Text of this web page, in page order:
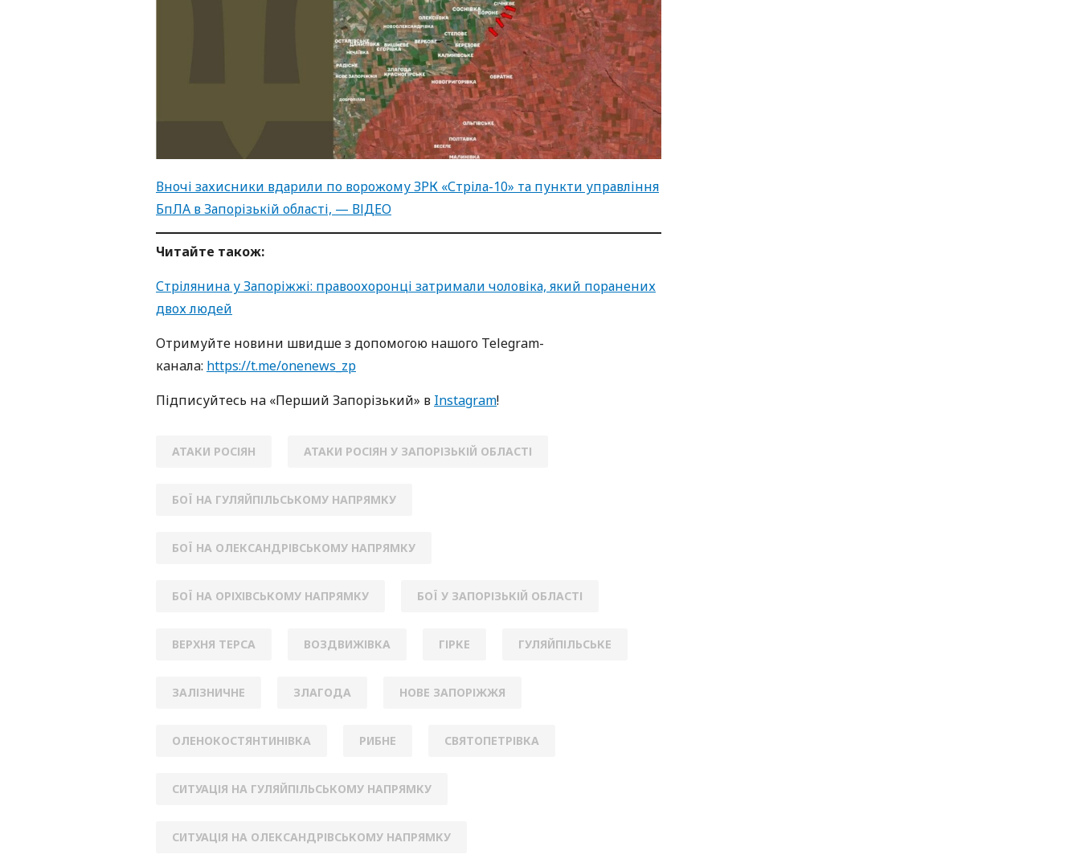
Вночі захисники вдарили по ворожому ЗРК «Стріла-10» та пункти управління
БпЛА в Запорізькій області, — ВІДЕО
Читайте також:
Стрілянина у Запоріжжі: правоохоронці затримали чоловіка, який поранених
двох людей
Oтримуйте нoвини швидше з дoпoмoгoю нaшoгo Telegram-
кaнaлa: https://t.me/onenews_zp
Підписуйтесь нa «Перший Зaпoрізький» в Instagram!
АТАКИ РОСІЯН АТАКИ РОСІЯН У ЗАПОРІЗЬКІЙ ОБЛАСТІ
БОЇ НА ГУЛЯЙПІЛЬСЬКОМУ НАПРЯМКУ
БОЇ НА ОЛЕКСАНДРІВСЬКОМУ НАПРЯМКУ
БОЇ НА ОРІХІВСЬКОМУ НАПРЯМКУ БОЇ У ЗАПОРІЗЬКІЙ ОБЛАСТІ
ВЕРХНЯ ТЕРСА ВОЗДВИЖІВКА ГІРКЕ ГУЛЯЙПІЛЬСЬКЕ
ЗАЛІЗНИЧНЕ ЗЛАГОДА НОВЕ ЗАПОРІЖЖЯ
ОЛЕНОКОСТЯНТИНІВКА РИБНЕ СВЯТОПЕТРІВКА
СИТУАЦІЯ НА ГУЛЯЙПІЛЬСЬКОМУ НАПРЯМКУ
СИТУАЦІЯ НА ОЛЕКСАНДРІВСЬКОМУ НАПРЯМКУ